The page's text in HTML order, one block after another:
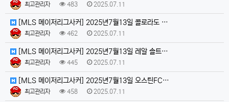
최고관리자 483 2025.07.11
[MLS 메이저리그사커] 2025년7월13일 콜로라도 …
최고관리자 462 2025.07.11
[MLS 메이저리그사커] 2025년7월13일 레알 솔트…
최고관리자 445 2025.07.11
[MLS 메이저리그사커] 2025년7월13일 오스틴FC…
최고관리자 458 2025.07.11